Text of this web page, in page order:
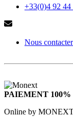
+33(0)4 92 44
Nous
PAIEMENT 100%
Online by